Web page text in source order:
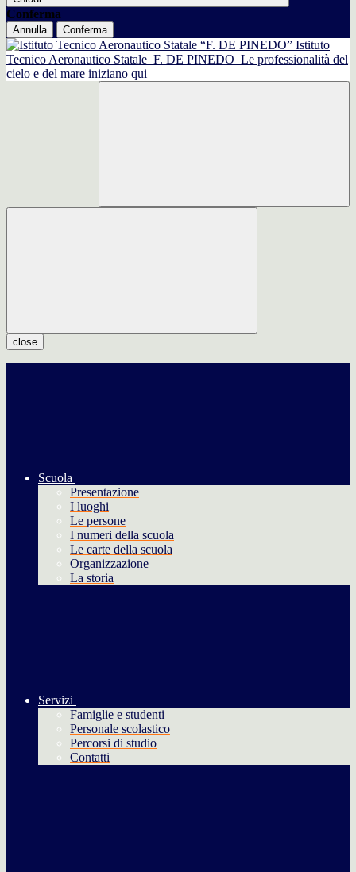
Conferma
Annulla Conferma
Istituto
Tecnico Aeronautico Statale F. DE PINEDO Le professionalità del
cielo e del mare iniziano qui
close
Scuola
Presentazione
I luoghi
Le persone
I numeri della scuola
Le carte della scuola
Organizzazione
La storia
Servizi
Famiglie e studenti
Personale scolastico
Percorsi di studio
Contatti